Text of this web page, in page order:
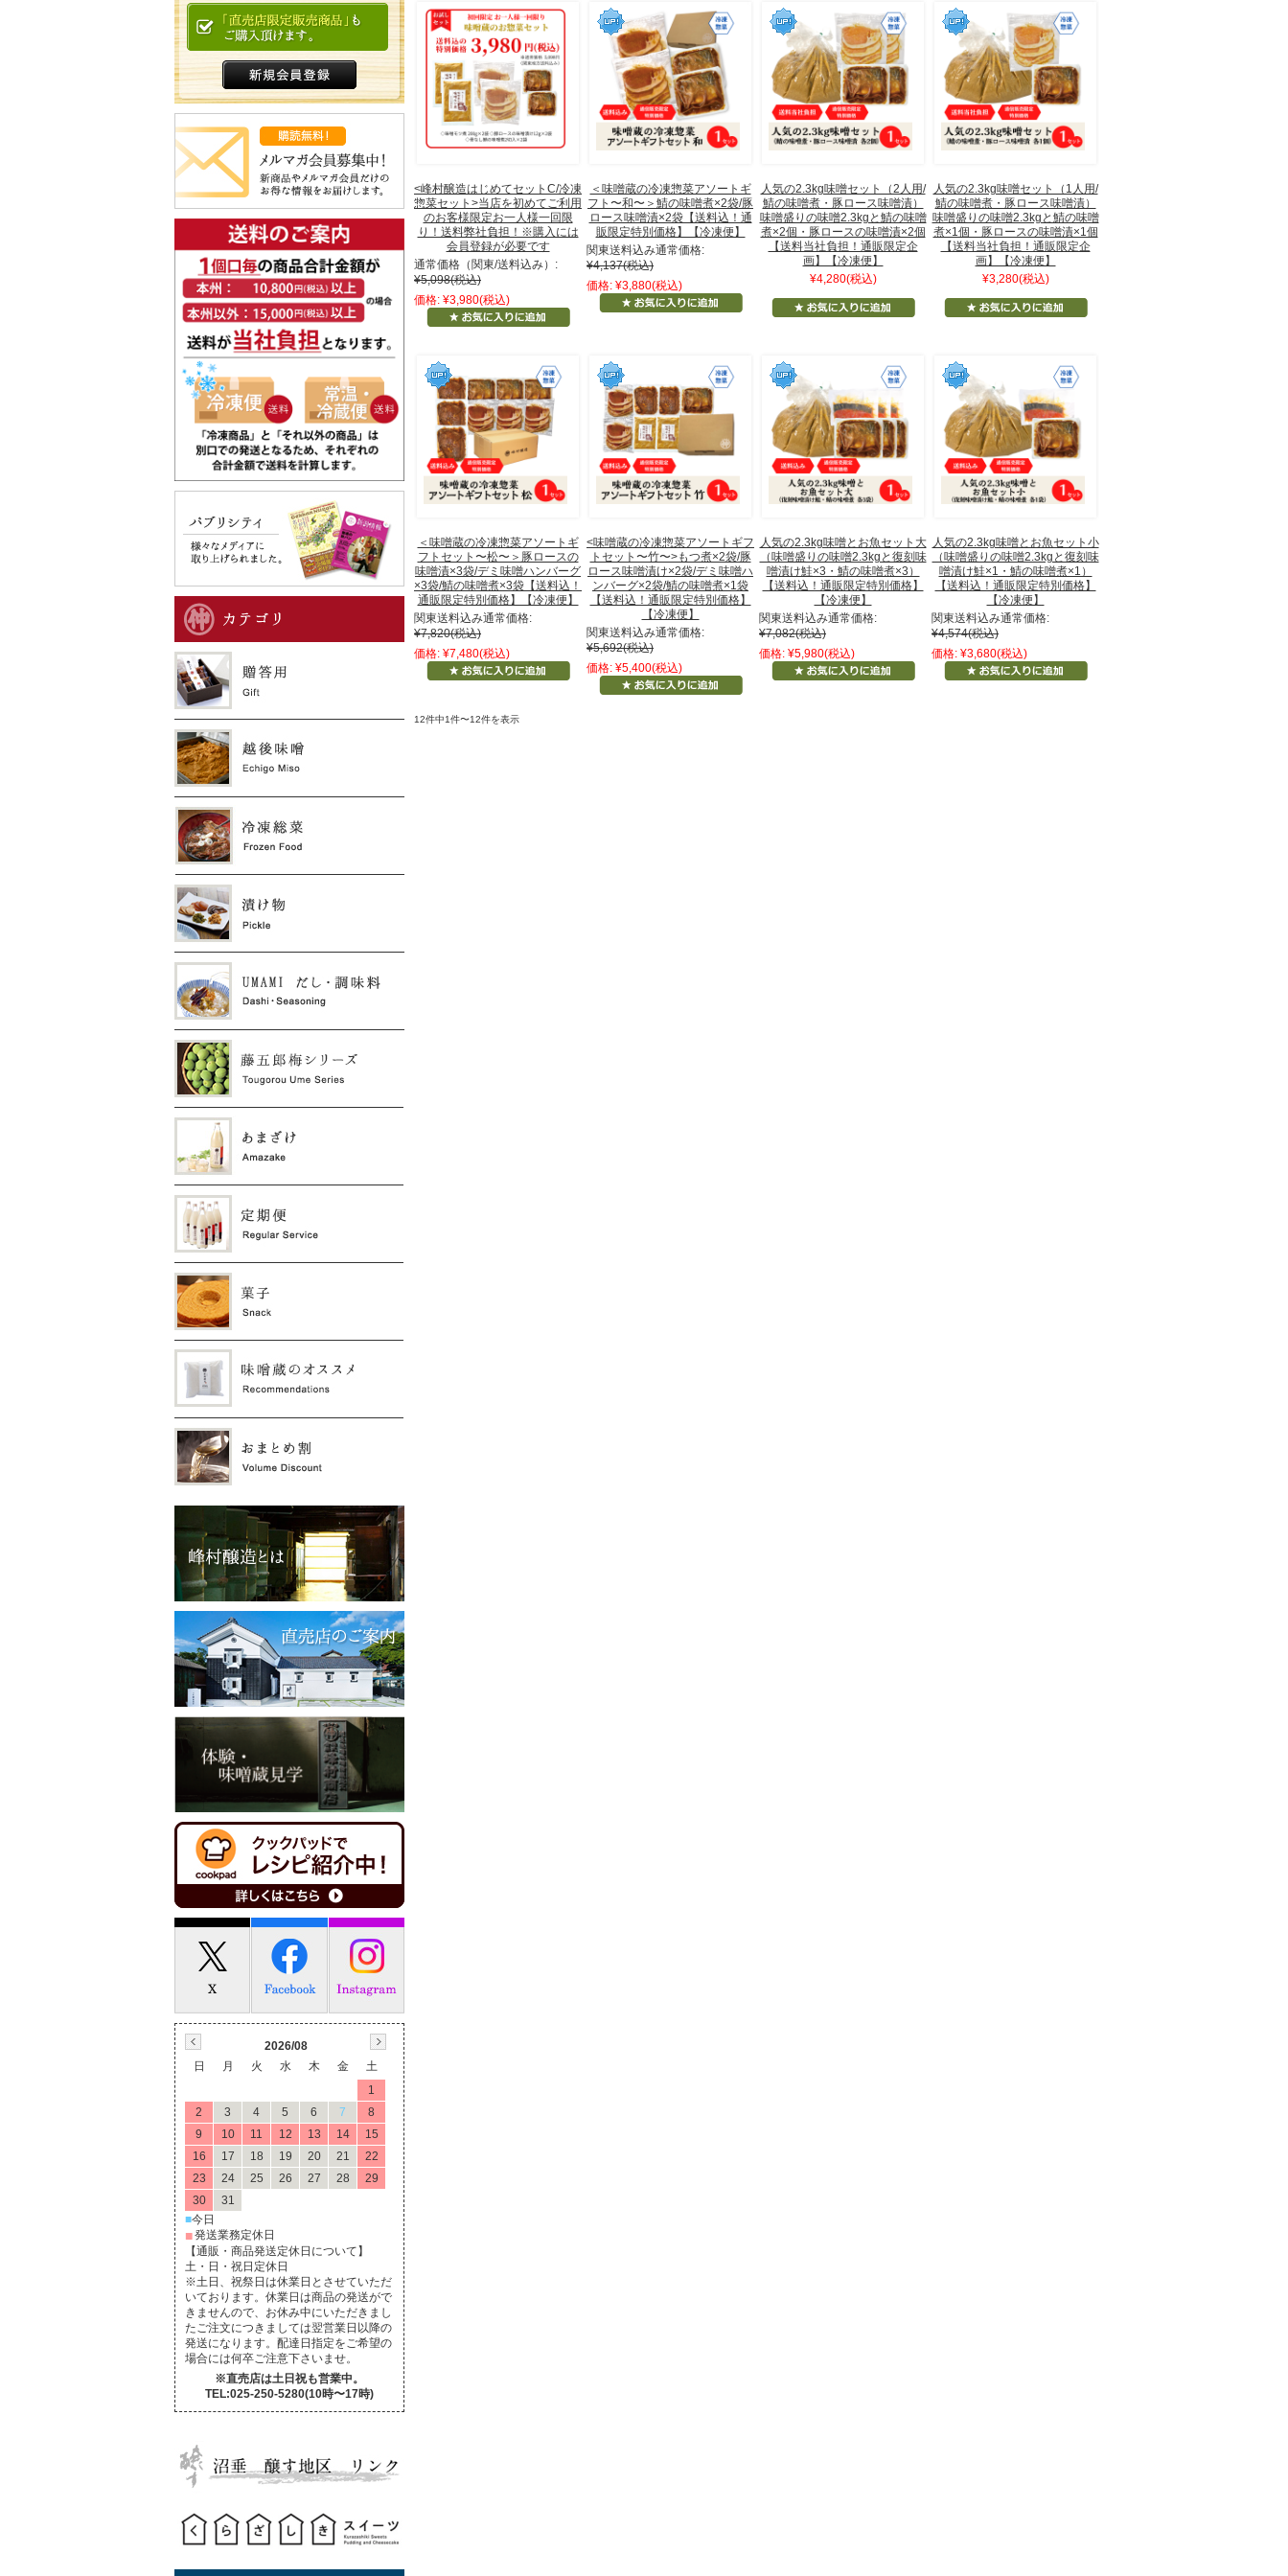
<峰村醸造はじめてセットC/冷凍
惣菜セット>当店を初めてご利用
のお客様限定お一人様一回限
り！送料弊社負担！※購入には
会員登録が必要です
通常価格（関東/送料込み）:
¥5,098(税込)
価格: ¥3,980(税込)
＜味噌蔵の冷凍惣菜アソートギ
フト〜和〜＞鯖の味噌煮×2袋/豚
ロース味噌漬×2袋【送料込！通
販限定特別価格】【冷凍便】
関東送料込み通常価格:
¥4,137(税込)
価格: ¥3,880(税込)
人気の2.3kg味噌セット（2人用/
鯖の味噌煮・豚ロース味噌漬）
味噌盛りの味噌2.3kgと鯖の味噌
煮×2個・豚ロースの味噌漬×2個
【送料当社負担！通販限定企
画】【冷凍便】
¥4,280(税込)
人気の2.3kg味噌セット（1人用/
鯖の味噌煮・豚ロース味噌漬）
味噌盛りの味噌2.3kgと鯖の味噌
煮×1個・豚ロースの味噌漬×1個
【送料当社負担！通販限定企
画】【冷凍便】
¥3,280(税込)
＜味噌蔵の冷凍惣菜アソートギ
フトセット〜松〜＞豚ロースの
味噌漬×3袋/デミ味噌ハンバーグ
×3袋/鯖の味噌煮×3袋【送料込！
通販限定特別価格】【冷凍便】
関東送料込み通常価格:
¥7,820(税込)
価格: ¥7,480(税込)
<味噌蔵の冷凍惣菜アソートギフ
トセット〜竹〜>もつ煮×2袋/豚
ロース味噌漬け×2袋/デミ味噌ハ
ンバーグ×2袋/鯖の味噌煮×1袋
【送料込！通販限定特別価格】
【冷凍便】
関東送料込み通常価格:
¥5,692(税込)
価格: ¥5,400(税込)
人気の2.3kg味噌とお魚セット大
（味噌盛りの味噌2.3kgと復刻味
噌漬け鮭×3・鯖の味噌煮×3）
【送料込！通販限定特別価格】
【冷凍便】
関東送料込み通常価格:
¥7,082(税込)
価格: ¥5,980(税込)
人気の2.3kg味噌とお魚セット小
（味噌盛りの味噌2.3kgと復刻味
噌漬け鮭×1・鯖の味噌煮×1）
【送料込！通販限定特別価格】
【冷凍便】
関東送料込み通常価格:
¥4,574(税込)
価格: ¥3,680(税込)
12件中1件〜12件を表示
2026/08
日
月 火 水 木 金
土
1
2
3 4 5 6 7
8
9
10 11 12 13 14
15
16
17 18 19 20 21
22
23
24 25 26 27 28
29
30
31
■今日
■発送業務定休日
【通販・商品発送定休日について】
土・日・祝日定休日
※土日、祝祭日は休業日とさせていただ
いております。休業日は商品の発送がで
きませんので、お休み中にいただきまし
たご注文につきましては翌営業日以降の
発送になります。配達日指定をご希望の
場合には何卒ご注意下さいませ。
※直売店は土日祝も営業中。
TEL:025-250-5280(10時〜17時)